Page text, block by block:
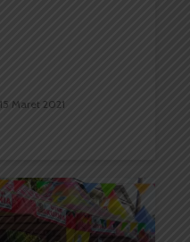
15 Maret 2021